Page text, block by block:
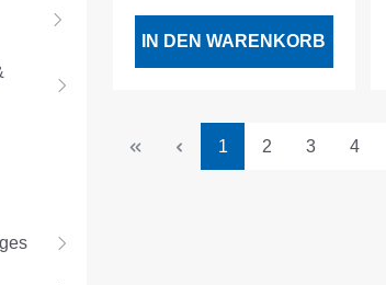
IN DEN WARENKORB
Seite
1 Seite
2 Seite
3 Seite
4